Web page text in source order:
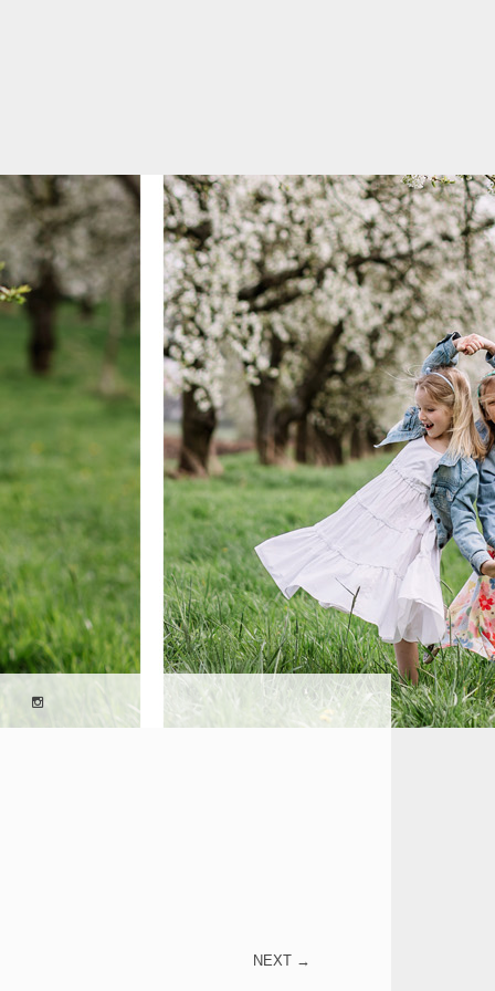
–
ŚLUBNA. MAŁOPOLSKA,
EMOCJI!
NEXT →